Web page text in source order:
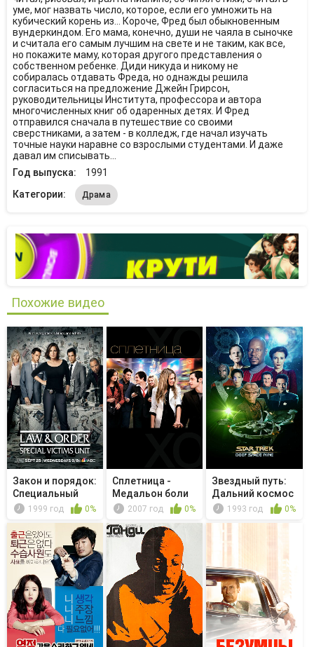
уме, мог назвать число, которое, если его умножить на
кубический корень из... Короче, Фред был обыкновенным
вундеркиндом. Его мама, конечно, души не чаяла в сыночке
и считала его самым лучшим на свете и не таким, как все,
но покажите маму, которая другого представления о
собственном ребенке. Диди никуда и никому не
собиралась отдавать Фреда, но однажды решила
согласиться на предложение Джейн Грирсон,
руководительницы Института, профессора и автора
многочисленных книг об одаренных детях. И Фред
отправился сначала в путешествие со своими
сверстниками, а затем - в колледж, где начал изучать
точные науки наравне со взрослыми студентами. И даже
давал им списывать...
Год выпуска:
1991
Категории:
Драма
Похожие видео
Закон и порядок:
Специальный
корпус -...
1999 год 0%
Сплетница -
Медальон боли
2007 год 0%
Звездный путь:
Дальний космос
9 - Не ...
1993 год 0%